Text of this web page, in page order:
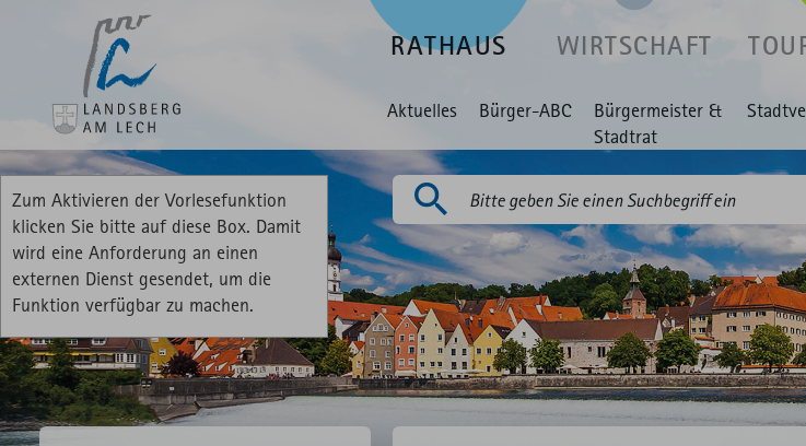
RATHAUS WIRTSCHAFT
Aktuelles Bürger-ABC
Bürgermeister &
Stadtrat
Zum Aktivieren der Vorlesefunktion
klicken Sie bitte auf diese Box. Damit
wird eine Anforderung an einen
externen Dienst gesendet, um die
Funktion verfügbar zu machen.
Suchen